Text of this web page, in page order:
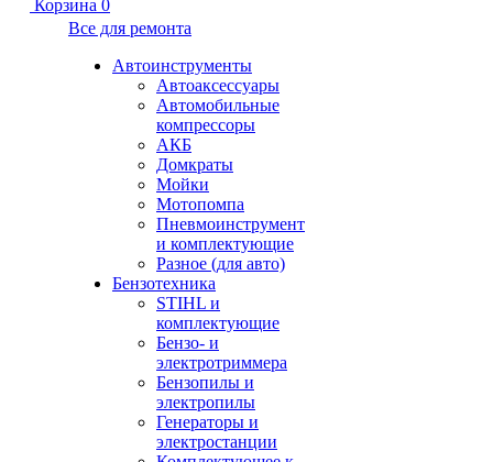
Корзина 0
Все для ремонта
Автоинструменты
Автоаксессуары
Автомобильные
компрессоры
АКБ
Домкраты
Мойки
Мотопомпа
Пневмоинструмент
и комплектующие
Разное (для авто)
Бензотехника
STIHL и
комплектующие
Бензо- и
электротриммера
Бензопилы и
электропилы
Генераторы и
электростанции